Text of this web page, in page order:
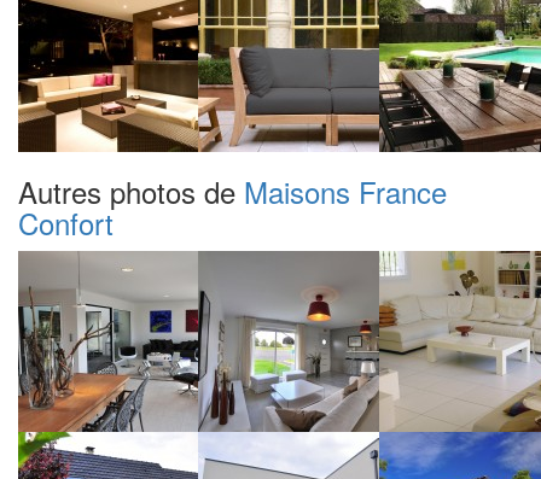
Autres photos de Maisons France
Confort